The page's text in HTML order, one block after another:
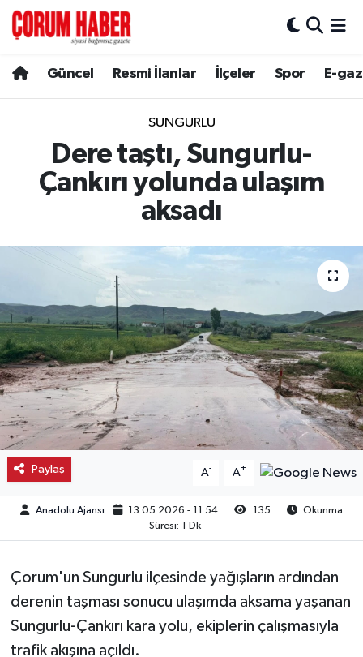
Güncel Resmi İlanlar İlçeler Spor E-
SUNGURLU
Dere taştı, Sungurlu-
Çankırı yolunda ulaşım
aksadı
Paylaş A- A+
Anadolu Ajansı 13.05.2026 - 11:54 135
Okunma
Süresi: 1 Dk
Çorum'un Sungurlu ilçesinde yağışların ardından
derenin taşması sonucu ulaşımda aksama yaşanan
Sungurlu-Çankırı kara yolu, ekiplerin çalışmasıyla
trafik akışına açıldı.
Spor
Resmi İlanlar
Alaca
Boğazkale
Dodurga
İskilip
Kargı
Laçin
Mecitözü
Oğuzlar
Osmancık
Hava Durumu
Çorum Namaz Vakitleri
Trafik Durumu
Tüm Manşetler
Son Dakika Haberleri
Haber Arşivi